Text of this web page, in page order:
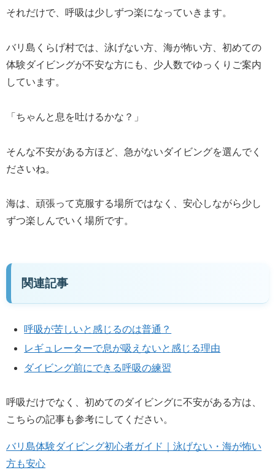
それだけで、呼吸は少しずつ楽になっていきます。
バリ島くらげ村では、泳げない方、海が怖い方、初めての
体験ダイビングが不安な方にも、少人数でゆっくりご案内
しています。
「ちゃんと息を吐けるかな？」
そんな不安がある方ほど、急がないダイビングを選んでく
ださいね。
海は、頑張って克服する場所ではなく、安心しながら少し
ずつ楽しんでいく場所です。
関連記事
呼吸が苦しいと感じるのは普通？
レギュレーターで息が吸えないと感じる理由
ダイビング前にできる呼吸の練習
呼吸だけでなく、初めてのダイビングに不安がある方は、
こちらの記事も参考にしてください。
バリ島体験ダイビング初心者ガイド｜泳げない・海が怖い
方も安心